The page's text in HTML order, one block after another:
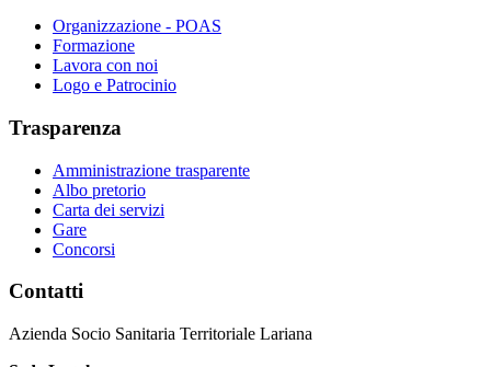
Organizzazione - POAS
Formazione
Lavora con noi
Logo e Patrocinio
Trasparenza
Amministrazione trasparente
Albo pretorio
Carta dei servizi
Gare
Concorsi
Contatti
Azienda Socio Sanitaria Territoriale Lariana